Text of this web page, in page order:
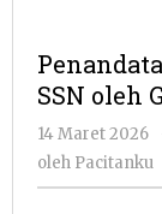
SSN oleh
14 Maret 2026
oleh Pacitanku